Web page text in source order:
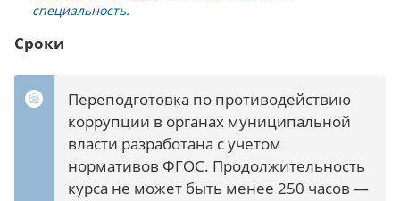
специальность.
Сроки
Переподготовка по противодействию
коррупции в органах муниципальной
власти разработана с учетом
нормативов ФГОС. Продолжительность
курса не может быть менее 250 часов —